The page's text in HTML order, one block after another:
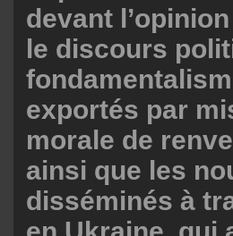
devant
le discours
exportés par
morale de
ainsi que les
disséminés à